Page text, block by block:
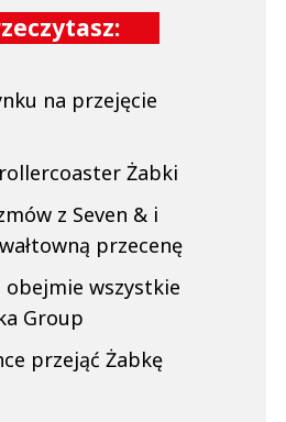
na przejęcie
Żabki
z Seven & i
przecenę
obejmie wszystkie
Group
przejąć Żabkę